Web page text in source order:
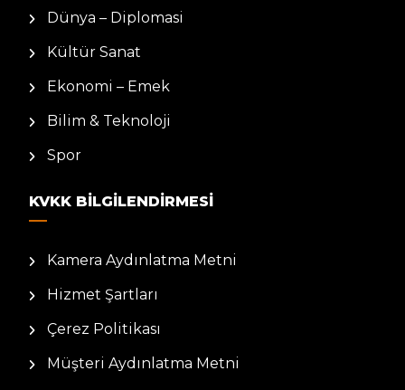
Dünya – Diplomasi
Kültür Sanat
Ekonomi – Emek
Bilim & Teknoloji
Spor
KVKK BILGILENDIRMESI
Kamera Aydınlatma Metni
Hizmet Şartları
Çerez Politikası
Müşteri Aydınlatma Metni